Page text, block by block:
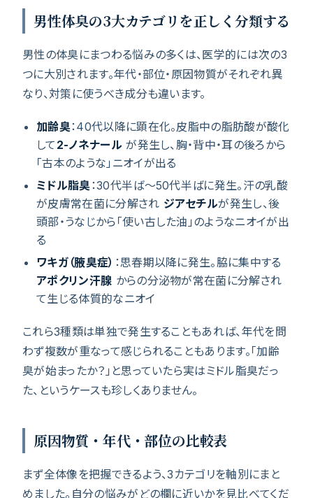
男性体臭の3大カテゴリを正しく分類する
男性の体臭にまつわる悩みの多くは、医学的には次の3
つに大別されます。年代・部位・原因物質がそれぞれ異
なり、対策に使うべき成分も違います。
加齢臭：40代以降に顕在化。皮脂中の脂肪酸が酸化
して 2-ノネナールが発生し、胸・背中・耳の後ろから
「古本のような」ニオイが出る
ミドル脂臭：30代半ば〜50代半ばに発生。汗の乳酸
が皮膚常在菌に分解され ジアセチルが発生し、後
頭部・うなじから「使い古した油」のようなニオイが出
る
ワキガ（腋臭症） ：思春期以降に発生。脇に集中する
アポクリン汗腺 からの分泌物が常在菌に分解され
て生じる体質的なニオイ
これら3種類は単独で発生することもあれば、年代を問
わず複数が重なって感じられることもあります。「加齢
臭が始まったか？」と思っていたら実はミドル脂臭だっ
た、というケースも珍しくありません。
原因物質・年代・部位の比較表
まず全体像を把握できるよう、3カテゴリを軸別にまと
めました。自分の悩みがどの欄に近いかを見比べてくだ